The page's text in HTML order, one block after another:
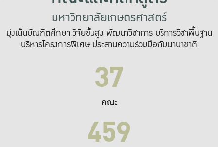
มหาวิทยาลัยเกษตรศาสตร์
มุ่งเน้นบัณฑิตศึกษา วิจัยขั้นสูง พัฒนาวิชาการ บริการวิชาพื้นฐาน
บริหารโครงการพิเศษ ประสานความร่วมมือกับนานาชาติ
37
คณะ
459